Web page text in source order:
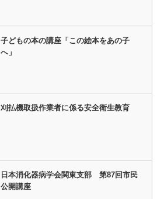
子どもの本の講座「この絵本をあの子
へ」
刈払機取扱作業者に係る安全衛生教育
日本消化器病学会関東支部 第87回市民
公開講座